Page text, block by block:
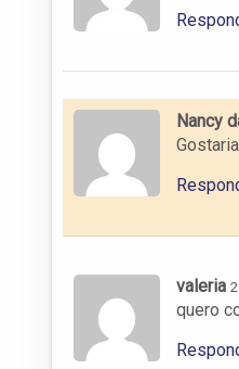
Nancy
valeria
quero